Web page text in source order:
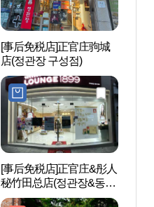
[事后免税店]正官庄驹城
店(정관장 구성점)
[事后免税店]正官庄&彤人
秘竹田总店(정관장&동인
비 죽전본점)